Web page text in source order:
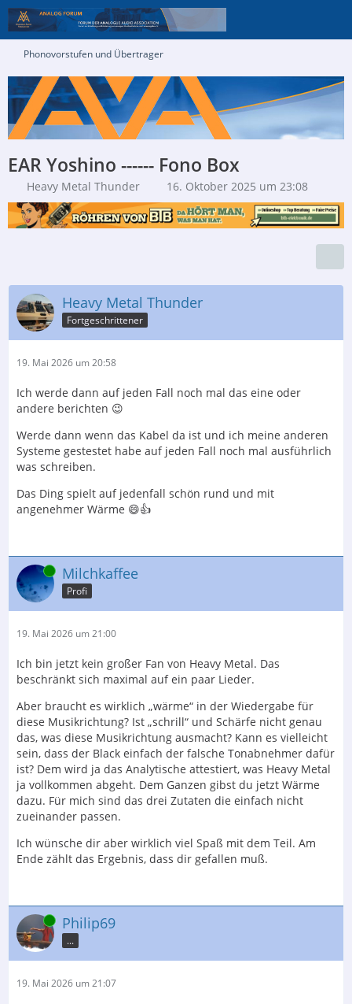
Phonovorstufen und Übertrager
EAR Yoshino ------ Fono Box
Heavy Metal Thunder 16. Oktober 2025 um 23:08
Heavy Metal Thunder
Fortgeschrittener
19. Mai 2026 um 20:58
Ich werde dann auf jeden Fall noch mal das eine oder
andere berichten 😉
Werde dann wenn das Kabel da ist und ich meine anderen
Systeme gestestet habe auf jeden Fall noch mal ausführlich
was schreiben.
Das Ding spielt auf jedenfall schön rund und mit
angenehmer Wärme 😄👍
Online Milchkaffee
Profi
19. Mai 2026 um 21:00
Ich bin jetzt kein großer Fan von Heavy Metal. Das
beschränkt sich maximal auf ein paar Lieder.
Aber braucht es wirklich „wärme“ in der Wiedergabe für
diese Musikrichtung? Ist „schrill“ und Schärfe nicht genau
das, was diese Musikrichtung ausmacht? Kann es vielleicht
sein, dass der Black einfach der falsche Tonabnehmer dafür
ist? Dem wird ja das Analytische attestiert, was Heavy Metal
ja vollkommen abgeht. Dem Ganzen gibst du jetzt Wärme
dazu. Für mich sind das drei Zutaten die einfach nicht
zueinander passen.
Ich wünsche dir aber wirklich viel Spaß mit dem Teil. Am
Ende zählt das Ergebnis, dass dir gefallen muß.
Online Philip69
...
19. Mai 2026 um 21:07